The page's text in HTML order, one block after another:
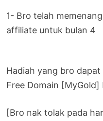
1- Bro telah
affiliate untuk bulan 4
Hadiah yang bro
Free Domain [MyGold]
[Bro nak tolak pada